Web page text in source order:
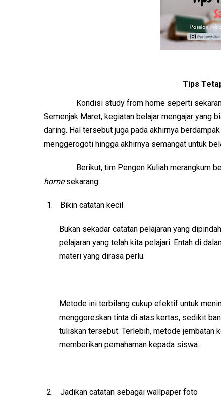
Tips
Kondisi study from home seperti
Semenjak Maret, kegiatan belajar mengajar yang
daring. Hal tersebut juga pada akhirnya
menggerogoti hingga akhirnya semangat untuk
Berikut, tim Pengen Kuliah merangkum
homesekarang.
1. Bikin catatan kecil
Bukan sekadar catatan pelajaran yang
pelajaran yang telah kita pelajari. Entah di
materi yang dirasa perlu.
Metode ini terbilang cukup efektif untuk
menggoreskan tinta di atas kertas, sedikit
tuliskan tersebut. Terlebih, metode jembatan
memberikan pemahaman kepada siswa.
2. Jadikan catatan sebagai wallpaper foto